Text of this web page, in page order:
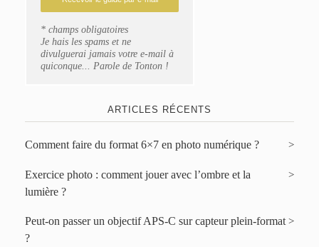
* champs obligatoires
Je hais les spams et ne
divulguerai jamais votre e-mail à
quiconque... Parole de Tonton !
ARTICLES RÉCENTS
Comment faire du format 6×7 en photo numérique ?
Exercice photo : comment jouer avec l’ombre et la
lumière ?
Peut-on passer un objectif APS-C sur capteur plein-format
?